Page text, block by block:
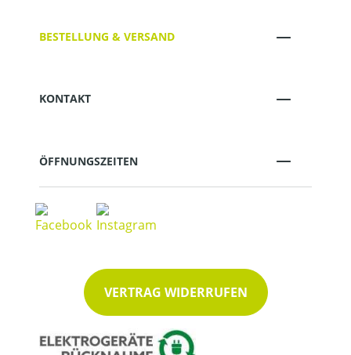
BESTELLUNG & VERSAND
KONTAKT
ÖFFNUNGSZEITEN
VERTRAG WIDERRUFEN